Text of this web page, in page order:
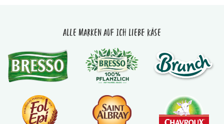
Alle Marken auf Ich liebe Käse